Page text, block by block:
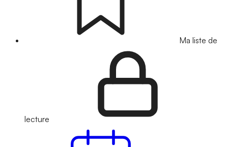
Ma liste de
lecture